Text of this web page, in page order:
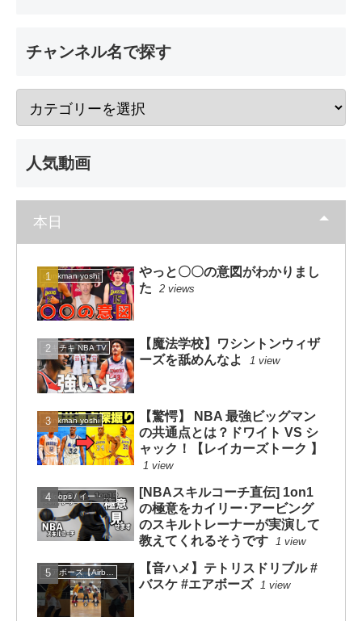
チャンネル名で探す
人気動画
本日
dunkman yoshi
やっと〇〇の意図がわかりまし
た
2 views
チキチキ NBA TV
【魔法学校】ワシントンウィザ
ーズを舐めんなよ
1 view
dunkman yoshi
【驚愕】 NBA 最強ビッグマン
の共通点とは？ドワイト VS シ
ャック！【レイカーズトーク 】
1 view
eHoops / イー・フープス
[NBAスキルコーチ直伝] 1on1
の極意をカイリー･アービング
のスキルトレーナーが実演して
教えてくれるそうです
1 view
【音ハメ】テトリスドリブル #
バスケ #エアボーズ
1 view